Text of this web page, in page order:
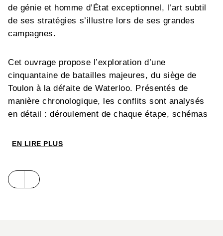
de génie et homme d’État exceptionnel, l’art subtil
de ses stratégies s’illustre lors de ses grandes
campagnes.
Cet ouvrage propose l’exploration d’une
cinquantaine de batailles majeures, du siège de
Toulon à la défaite de Waterloo. Présentés de
manière chronologique, les conflits sont analysés
en détail : déroulement de chaque étape, schémas
Car au-delà de son rôle d’instrument de conquête,
EN LIRE PLUS